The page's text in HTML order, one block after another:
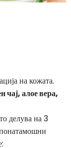
на кожата.
чај, алое вера,
делува на 3